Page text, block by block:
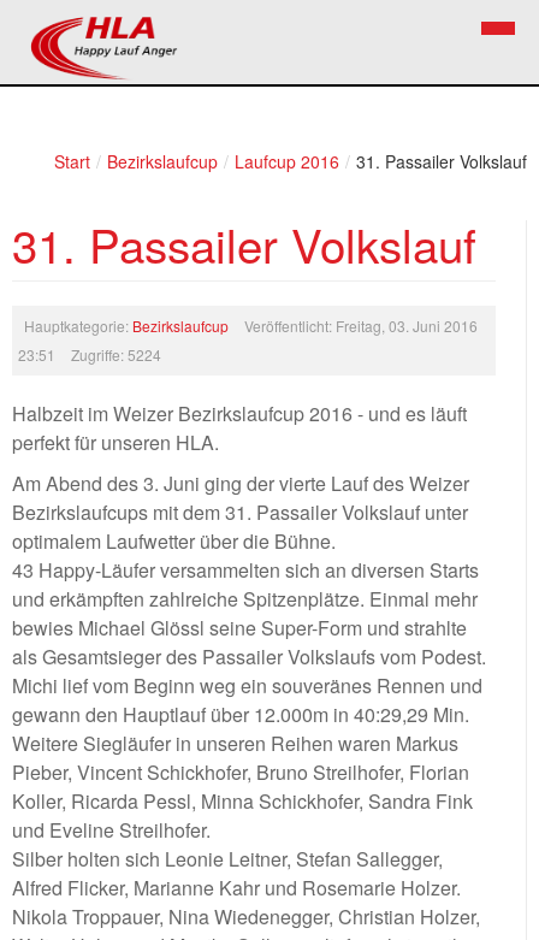
Start / Bezirkslaufcup / Laufcup 2016 / 31. Passailer Volkslauf
31. Passailer Volkslauf
Hauptkategorie: Bezirkslaufcup
Veröffentlicht: Freitag, 03. Juni 2016
23:51
Zugriffe: 5224
Halbzeit im Weizer Bezirkslaufcup 2016 - und es läuft
perfekt für unseren HLA.
Am Abend des 3. Juni ging der vierte Lauf des Weizer
Bezirkslaufcups mit dem 31. Passailer Volkslauf unter
optimalem Laufwetter über die Bühne.
43 Happy-Läufer versammelten sich an diversen Starts
und erkämpften zahlreiche Spitzenplätze. Einmal mehr
bewies Michael Glössl seine Super-Form und strahlte
als Gesamtsieger des Passailer Volkslaufs vom Podest.
Michi lief vom Beginn weg ein souveränes Rennen und
gewann den Hauptlauf über 12.000m in 40:29,29 Min.
Weitere Siegläufer in unseren Reihen waren Markus
Pieber, Vincent Schickhofer, Bruno Streilhofer, Florian
Koller, Ricarda Pessl, Minna Schickhofer, Sandra Fink
und Eveline Streilhofer.
Silber holten sich Leonie Leitner, Stefan Sallegger,
Alfred Flicker, Marianne Kahr und Rosemarie Holzer.
Nikola Troppauer, Nina Wiedenegger, Christian Holzer,
Verein
Kontakt
Bezirkslaufcup
Firekids
Links
Termine